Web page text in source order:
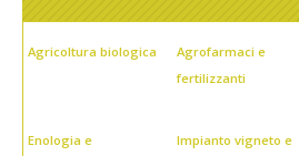
Agricoltura biologica
Agrofarmaci e
fertilizzanti
Enologia e
Impianto vigneto e